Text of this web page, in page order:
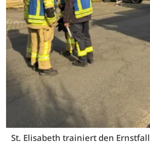
St. Elisabeth trainiert den Ernstfall